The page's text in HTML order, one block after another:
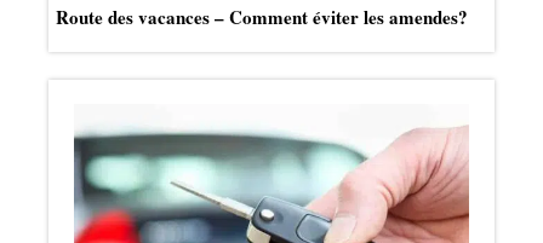
Route des vacances – Comment éviter les amendes?